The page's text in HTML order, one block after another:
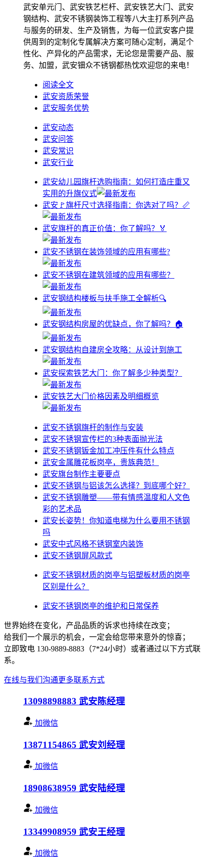
武安单元门、武安铁艺栏杆、武安铁艺大门、武安
钢结构、武安不锈钢装饰工程等八大主打系列产品
与服务的研发、生产及销售，为每一位武安客户提
供周到的定制化专属解决方案可随心定制，满足个
性化、产异化的产品需求，无论您是需要产品、服
务、加盟，武安钿众不锈钢都热忱欢迎您的来电！
阅读全文
武安资质荣誉
武安服务优势
武安动态
武安问答
武安常识
武安行业
武安幼儿园旗杆选购指南：如何打造庄重又
实用的升旗仪式
武安🚩旗杆尺寸选择指南：你选对了吗？📏
武安旗杆的真正价值：你了解吗？🏅
武安不锈钢在装饰领域的应用有哪些?
武安不锈钢在建筑领域的应用有哪些？
武安钢结构楼板与扶手施工全解析🔍
武安钢结构房屋的优缺点，你了解吗？🏠
武安钢结构自建房全攻略：从设计到施工
武安探索铁艺大门：你了解多少种类型？
武安铁艺大门价格因素及明细概览
武安不锈钢旗杆的制作与安装
武安不锈钢宣传栏的3种表面抛光法
武安不锈钢钣金加工冲压件有什么特点
武安金属雕花板岗亭，贵族典范！
武安旗台制作主要要点
武安不锈钢与铝该怎么选择？到底哪个好？
武安不锈钢雕塑——带有情感温度和人文色
彩的艺术品
武安​长姿势！你知道电梯为什么要用不锈钢
吗
武安中式风格不锈钢室内装饰
武安不锈钢屏风款式
武安不锈钢材质的岗亭与铝塑板材质的岗亭
区别是什么？
武安不锈钢岗亭的维护和日常保养
世界始终在变化，产品品质的诉求也持续在改变；
给我们一个展示的机会，一定会给您带来意外的惊喜；
立即致电 130-9889-8883（7*24小时）或者通过以下方式联
系。
在线与我们沟通更多联系方式
13098898883 武安陈经理
加微信
13871154865 武安刘经理
加微信
18908638959 武安陆经理
加微信
13349908959 武安王经理
加微信